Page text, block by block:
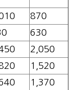
870
630
2,050
1,520
1,370